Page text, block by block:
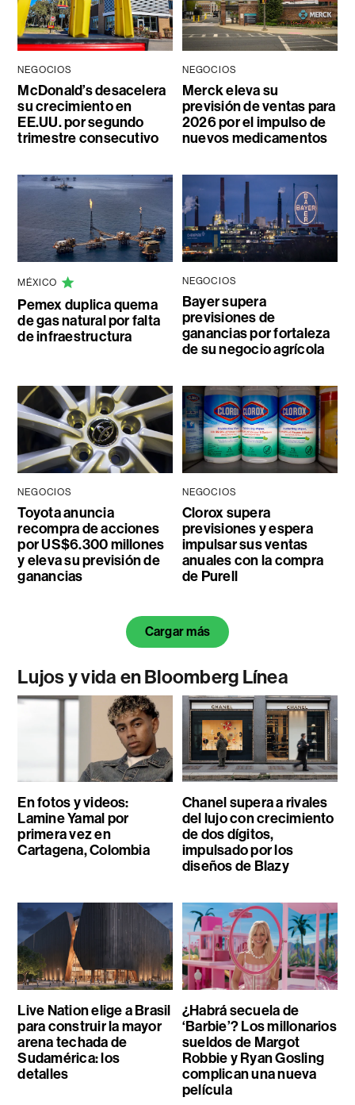
NEGOCIOS
McDonald’s desacelera
su crecimiento en
EE.UU. por segundo
trimestre consecutivo
NEGOCIOS
Merck eleva su
previsión de ventas para
2026 por el impulso de
nuevos medicamentos
MÉXICO
Pemex duplica quema
de gas natural por falta
de infraestructura
NEGOCIOS
Bayer supera
previsiones de
ganancias por fortaleza
de su negocio agrícola
NEGOCIOS
Toyota anuncia
recompra de acciones
por US$6.300 millones
y eleva su previsión de
ganancias
NEGOCIOS
Clorox supera
previsiones y espera
impulsar sus ventas
anuales con la compra
de Purell
Cargar más
Lujos y vida en Bloomberg Línea
En fotos y videos:
Lamine Yamal por
primera vez en
Cartagena, Colombia
Chanel supera a rivales
del lujo con crecimiento
de dos dígitos,
impulsado por los
diseños de Blazy
Live Nation elige a Brasil
para construir la mayor
arena techada de
Sudamérica: los
detalles
¿Habrá secuela de
‘Barbie’? Los millonarios
sueldos de Margot
Robbie y Ryan Gosling
complican una nueva
película